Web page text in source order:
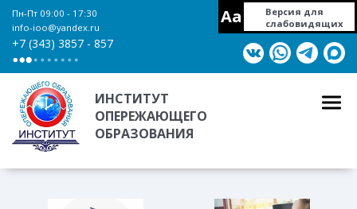
Пн-Пт 09:00 - 17:30
info-ioo@yandex.ru
+7 (343) 3857 - 857
Aa
Версия для
слабовидящих
ИНСТИТУТ
ОПЕРЕЖАЮЩЕГО
ОБРАЗОВАНИЯ